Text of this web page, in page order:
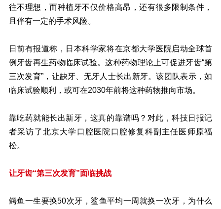
往不理想，而种植牙不仅价格高昂，还有很多限制条件，
且伴有一定的手术风险。
日前有报道称，日本科学家将在京都大学医院启动全球首
例牙齿再生药物临床试验。这种药物理论上可促进牙齿“第
三次发育”，让缺牙、无牙人士长出新牙。该团队表示，如
临床试验顺利，或可在2030年前将这种药物推向市场。
靠吃药就能长出新牙，这真的靠谱吗？对此，科技日报记
者采访了北京大学口腔医院口腔修复科副主任医师原福
松。
让牙齿“第三次发育”面临挑战
鳄鱼一生要换50次牙，鲨鱼平均一周就换一次牙，为什么